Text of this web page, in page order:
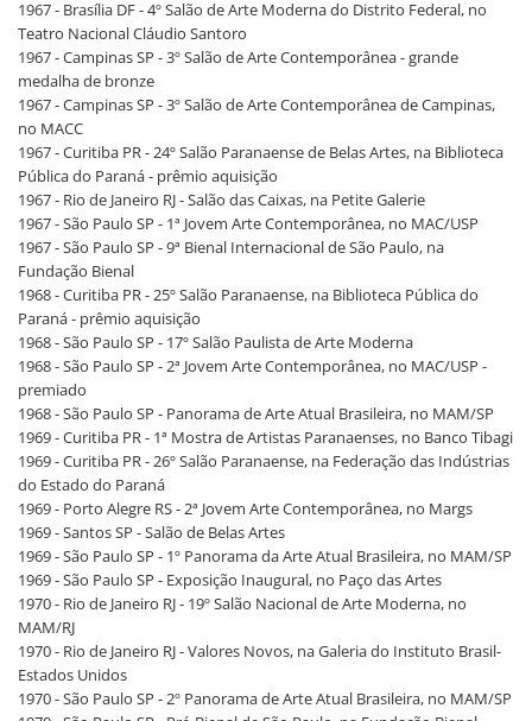
1967 - Brasília DF - 4º Salão de Arte Moderna do Distrito Federal, no
Teatro Nacional Cláudio Santoro
1967 - Campinas SP - 3º Salão de Arte Contemporânea - grande
medalha de bronze
1967 - Campinas SP - 3º Salão de Arte Contemporânea de Campinas,
no MACC
1967 - Curitiba PR - 24º Salão Paranaense de Belas Artes, na Biblioteca
Pública do Paraná - prêmio aquisição
1967 - Rio de Janeiro RJ - Salão das Caixas, na Petite Galerie
1967 - São Paulo SP - 1ª Jovem Arte Contemporânea, no MAC/USP
1967 - São Paulo SP - 9ª Bienal Internacional de São Paulo, na
Fundação Bienal
1968 - Curitiba PR - 25º Salão Paranaense, na Biblioteca Pública do
Paraná - prêmio aquisição
1968 - São Paulo SP - 17º Salão Paulista de Arte Moderna
1968 - São Paulo SP - 2ª Jovem Arte Contemporânea, no MAC/USP -
premiado
1968 - São Paulo SP - Panorama de Arte Atual Brasileira, no MAM/SP
1969 - Curitiba PR - 1ª Mostra de Artistas Paranaenses, no Banco Tibagi
1969 - Curitiba PR - 26º Salão Paranaense, na Federação das Indústrias
do Estado do Paraná
1969 - Porto Alegre RS - 2ª Jovem Arte Contemporânea, no Margs
1969 - Santos SP - Salão de Belas Artes
1969 - São Paulo SP - 1º Panorama da Arte Atual Brasileira, no MAM/SP
1969 - São Paulo SP - Exposição Inaugural, no Paço das Artes
1970 - Rio de Janeiro RJ - 19º Salão Nacional de Arte Moderna, no
MAM/RJ
1970 - Rio de Janeiro RJ - Valores Novos, na Galeria do Instituto Brasil-
Estados Unidos
1970 - São Paulo SP - 2º Panorama de Arte Atual Brasileira, no MAM/SP